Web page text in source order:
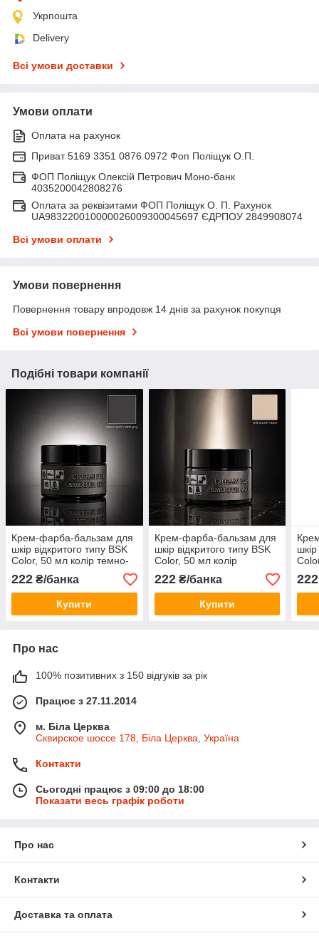
Укрпошта
Delivery
Всі умови доставки
Умови оплати
Оплата на рахунок
Приват 5169 3351 0876 0972 Фоп Поліщук О.П.
ФОП Поліщук Олексій Петрович Моно-банк
4035200042808276
Оплата за реквізитами ФОП Поліщук О. П. Рахунок
UA983220010000026009300045697 ЄДРПОУ 2849908074
Всі умови оплати
Умови повернення
Повернення товару впродовж 14 днів за рахунок покупця
Всі умови повернення
Подібні товари компанії
Крем-фарба-бальзам для
шкір відкритого типу BSK
Color, 50 мл колір темно-
сірий
222 ₴/банка
Купити
Крем-фарба-бальзам для
шкір відкритого типу BSK
Color, 50 мл колір
нейтральний
222₴/банка
Купити
222
Про нас
100% позитивних з 150 відгуків за рік
Працює з 27.11.2014
м. Біла Церква
Сквирское шоссе 178, Біла Церква, Україна
Контакти
Сьогодні працює з 09:00 до 18:00
Показати весь графік роботи
Про нас
Контакти
Доставка та оплата